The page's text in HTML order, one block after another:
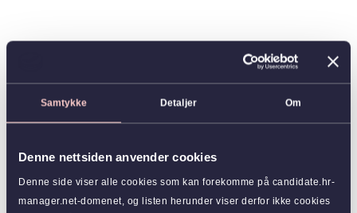
Samtykke Detaljer Om
Denne nettsiden anvender cookies
Denne side viser alle cookies som kan forekomme på candidate.hr-
manager.net-domenet, og listen herunder viser derfor ikke cookies